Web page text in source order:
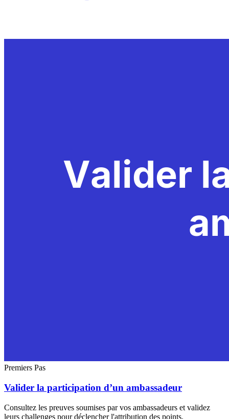
Premiers Pas
Valider la participation d’un ambassadeur
Consultez les preuves soumises par vos ambassadeurs et validez
leurs challenges pour déclencher l'attribution des points.